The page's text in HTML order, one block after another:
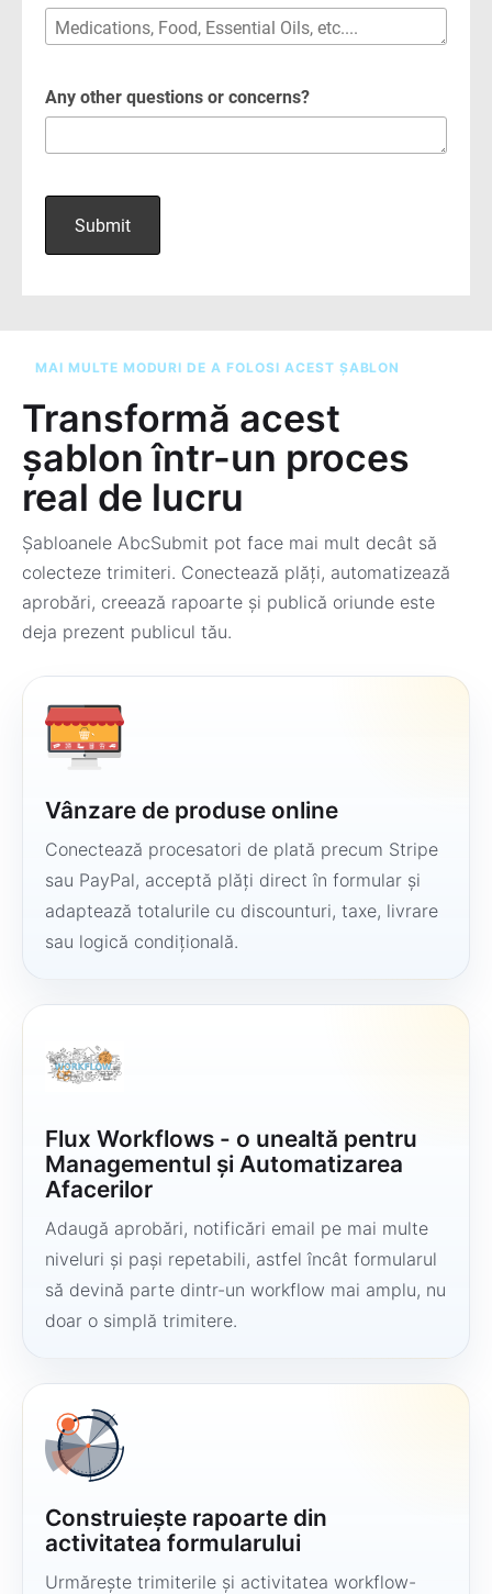
MAI MULTE MODURI DE A FOLOSI ACEST ȘABLON
Transformă acest
șablon într-un proces
real de lucru
Șabloanele AbcSubmit pot face mai mult decât să
colecteze trimiteri. Conectează plăți, automatizează
aprobări, creează rapoarte și publică oriunde este
deja prezent publicul tău.
Vânzare de produse online
Conectează procesatori de plată precum Stripe
sau PayPal, acceptă plăți direct în formular și
adaptează totalurile cu discounturi, taxe, livrare
sau logică condițională.
Flux Workflows - o unealtă pentru
Managementul și Automatizarea
Afacerilor
Adaugă aprobări, notificări email pe mai multe
niveluri și pași repetabili, astfel încât formularul
să devină parte dintr-un workflow mai amplu, nu
doar o simplă trimitere.
Construiește rapoarte din
activitatea formularului
Urmărește trimiterile și activitatea workflow-